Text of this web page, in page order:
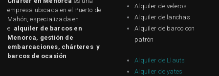
empresa ubicada en el Puerto de
Mahón, especializada en
el alquiler de barcos en
Menorca, gestión de
embarcaciones, chárteres y
barcos de ocasión
Alquiler de veleros
Alquiler de lanchas
Alquiler de barco con
patrón
Alquiler de Llauts
Alquiler de yates